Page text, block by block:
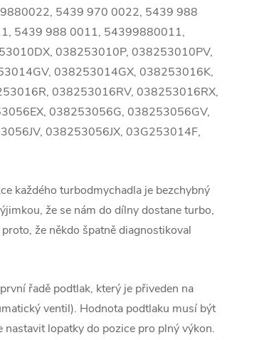
5439 970 0022, 5439 988
5439 988 0011, 54399880011,
038253010P, 038253010PV,
038253014GX, 038253016K,
038253016RV, 038253016RX,
038253056G, 038253056GV,
038253056JX, 03G253014F,
každého turbodmychadla je bezchybný
že se nám do dílny dostane turbo,
že někdo špatně diagnostikoval
řadě podtlak, který je přiveden na
ventil). Hodnota podtlaku musí být
lopatky do pozice pro plný výkon.